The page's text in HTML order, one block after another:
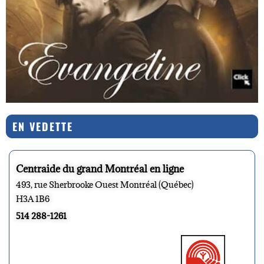
EN VEDETTE
Centraide du grand Montréal en ligne
493, rue Sherbrooke Ouest Montréal (Québec)
H3A 1B6
514 288-1261